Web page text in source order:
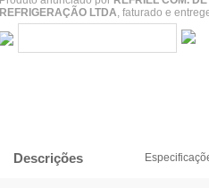
REFRIGERAÇÃO LTDA, faturado e
Descrições